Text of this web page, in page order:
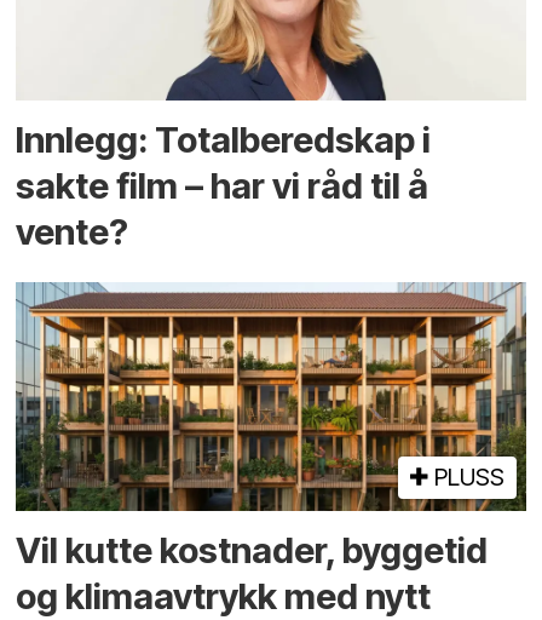
Innlegg: Totalberedskap i
sakte film – har vi råd til å
vente?
PLUSS
Vil kutte kostnader, byggetid
og klima­avtrykk med nytt